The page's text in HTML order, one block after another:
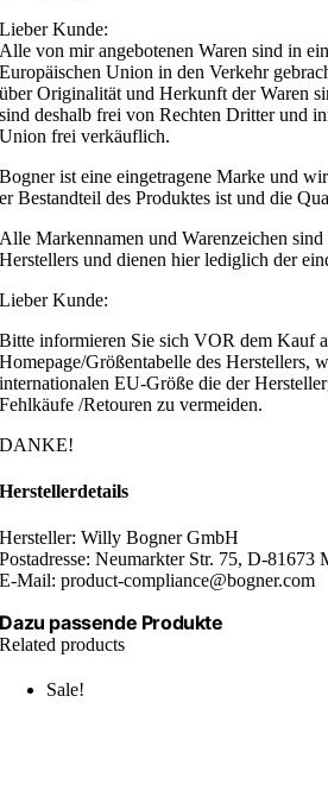
Lieber Kunde:
Alle von mir angebotenen Waren sind in
Europäischen Union in den Verkehr
über Originalität und Herkunft der Waren
sind deshalb frei von Rechten Dritter und
Union frei verkäuflich.
Bogner ist eine eingetragene Marke und
er Bestandteil des Produktes ist und die
Alle Markennamen und Warenzeichen
Herstellers und dienen hier lediglich der
Lieber Kunde:
Bitte informieren Sie sich VOR dem Kauf
Homepage/Größentabelle des Herstellers,
internationalen EU-Größe die der
Fehlkäufe /Retouren zu vermeiden.
DANKE!
Herstellerdetails
Hersteller: Willy Bogner GmbH
Postadresse: Neumarkter Str. 75, D-81673
E-Mail: product-compliance@bogner.com
Dazu passende Produkte
Related products
Sale!